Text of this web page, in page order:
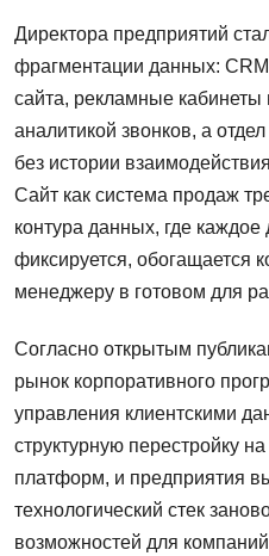
Директора предприятий
фрагментации данных:
сайта, рекламные
аналитикой звонков, а
без истории
Сайт как система продаж
контура данных, где каждое
фиксируется, обогащается
менеджеру в готовом для
Согласно открытым
рынок корпоративного
управления клиентскими
структурную перестройку
платформ, и предприятия
технологический стек
возможностей для